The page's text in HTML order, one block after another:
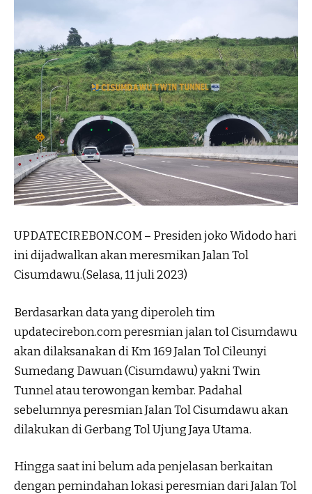
UPDATECIREBON.COM – Presiden joko Widodo hari
ini dijadwalkan akan meresmikan Jalan Tol
Cisumdawu.(Selasa, 11 juli 2023)
Berdasarkan data yang diperoleh tim
updatecirebon.com peresmian jalan tol Cisumdawu
akan dilaksanakan di Km 169 Jalan Tol Cileunyi
Sumedang Dawuan (Cisumdawu) yakni Twin
Tunnel atau terowongan kembar. Padahal
sebelumnya peresmian Jalan Tol Cisumdawu akan
dilakukan di Gerbang Tol Ujung Jaya Utama.
Hingga saat ini belum ada penjelasan berkaitan
dengan pemindahan lokasi peresmian dari Jalan Tol